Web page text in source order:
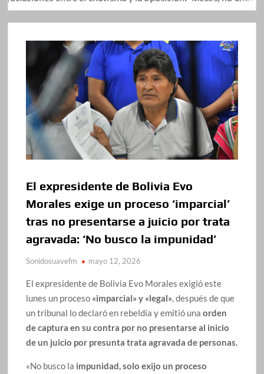
El expresidente de Bolivia Evo
Morales exige un proceso ‘imparcial’
tras no presentarse a juicio por trata
agravada: ‘No busco la impunidad’
Sonidosuavefm mayo 12, 2026
El expresidente de Bolivia Evo Morales exigió este
lunes un proceso «imparcial» y «legal», después de que
un tribunal lo declaró en rebeldía y emitió unaorden
de captura en su contra por no presentarse al inicio
de un juicio por presunta trata agravada de personas.
«No busco la impunidad, solo exijo un proceso